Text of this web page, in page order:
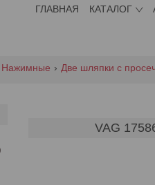
ГЛАВНАЯ КАТАЛОГ
Нажимные Две шляпки с
VAG